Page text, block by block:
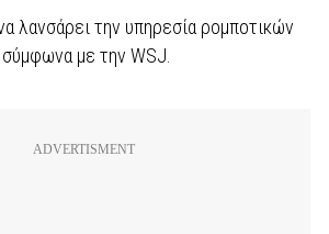
λανσάρει την υπηρεσία ρομποτικών
σύμφωνα με την WSJ.